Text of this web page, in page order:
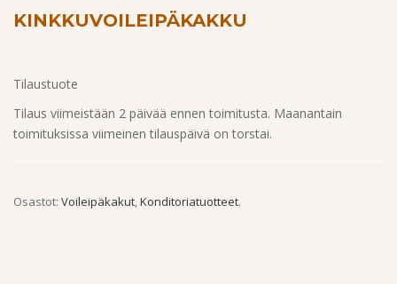
KINKKUVOILEIPÄKAKKU
Tilaustuote
Tilaus viimeistään 2 päivää ennen toimitusta. Maanantain
toimituksissa viimeinen tilauspäivä on torstai.
Osastot: Voileipäkakut,Konditoriatuotteet.